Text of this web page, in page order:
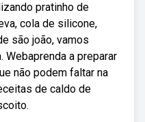
pratinho de
cola de silicone,
são joão, vamos
Webaprenda a preparar
não podem faltar na
de caldo de